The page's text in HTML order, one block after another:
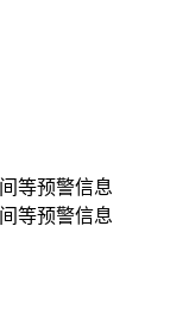
等预警信息
等预警信息